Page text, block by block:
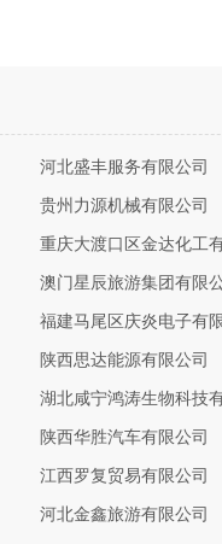
河北盛丰服务有限公司
贵州力源机械有限公司
重庆大渡口区金达化工
澳门星辰旅游集团有限
福建马尾区庆炎电子有
陕西思达能源有限公司
湖北咸宁鸿涛生物科技
陕西华胜汽车有限公司
江西罗复贸易有限公司
河北金鑫旅游有限公司